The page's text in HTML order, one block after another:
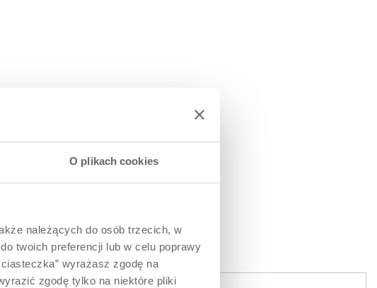
O plikach cookies
należących do osób trzecich, w
twoich preferencji lub w celu poprawy
wyrażasz zgodę na
zgodę tylko na niektóre pliki